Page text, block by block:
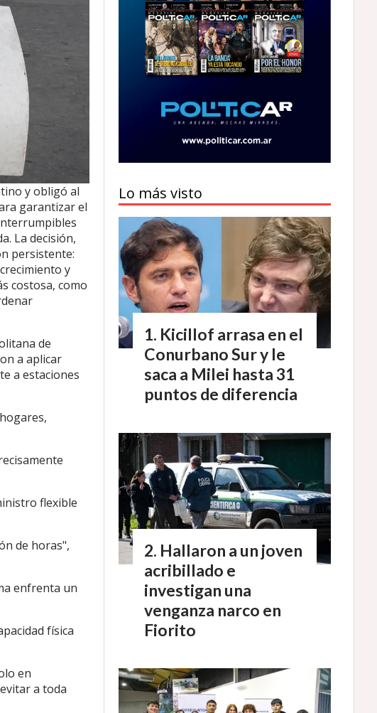
y obligó al
garantizar el
La decisión,
persistente:
y
costosa, como
de
a aplicar
a estaciones
flexible
de horas",
enfrenta un
física
en
a toda
Lo más visto
Kicillof arrasa en el
Conurbano Sur y le
saca a Milei hasta 31
puntos de diferencia
Hallaron a un joven
acribillado e
investigan una
venganza narco en
Fiorito